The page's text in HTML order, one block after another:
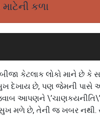
કળા
કેટલાક લોકો માને છે કે
દેખાય છે, પણ જેમની
આપણને
મળે છે, તેની જ ખબર નથી.